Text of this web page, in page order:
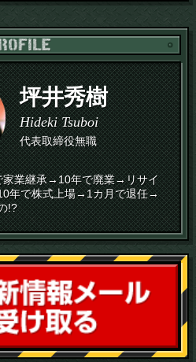
坪井秀樹
Hideki Tsuboi
代表取締役無職
家業継承→10年で廃業→リサイ
年で株式上場→1カ月で退任→
!?
読